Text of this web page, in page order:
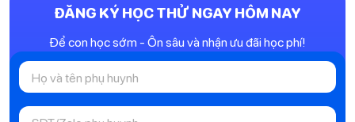
ĐĂNG KÝ HỌC THỬ NGAY HÔM NAY
Để con học sớm - Ôn sâu và nhận ưu đãi học phí!